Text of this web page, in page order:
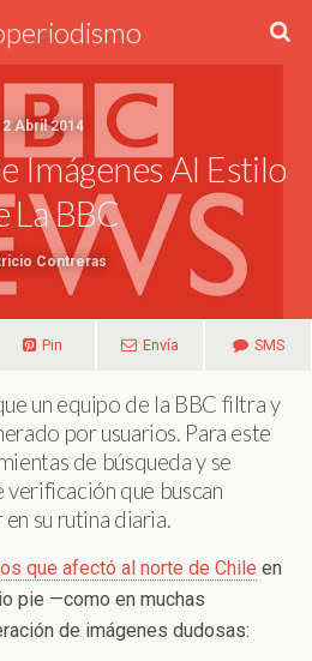
2 Abril 2014
Imágenes Al Estilo
La BBC
Contreras
Pin Envía SMS
un equipo de la BBC filtra y
por usuarios. Para este
de búsqueda y se
que buscan
su rutina diaria.
que afectó al norte de Chile en
pie —como en muchas
de imágenes dudosas: